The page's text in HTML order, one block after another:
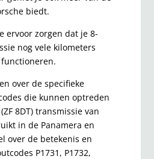
biedt.
ervoor zorgen dat je 8-
nog vele kilometers
over de specifieke
die kunnen optreden
8DT) transmissie van
in de Panamera en
over de betekenis en
P1731, P1732,